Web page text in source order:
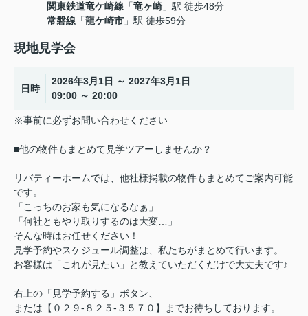
関東鉄道竜ケ崎線 「竜ヶ崎 」駅 徒歩48分
常磐線 「龍ケ崎市 」駅 徒歩59分
現地見学会
日時
2026年3月1日 ～ 2027年3月1日
09:00 ～ 20:00
※事前に必ずお問い合わせください
■他の物件もまとめて見学ツアーしませんか？
リバティーホームでは、他社様掲載の物件もまとめてご案内可能
です。
「こっちのお家も気になるなぁ」
「何社ともやり取りするのは大変…」
そんな時はお任せください！
見学予約やスケジュール調整は、私たちがまとめて行います。
お客様は「これが見たい」と教えていただくだけで大丈夫です♪
右上の「見学予約する」ボタン、
または【０２９-８２５-３５７０】までお待ちしております。